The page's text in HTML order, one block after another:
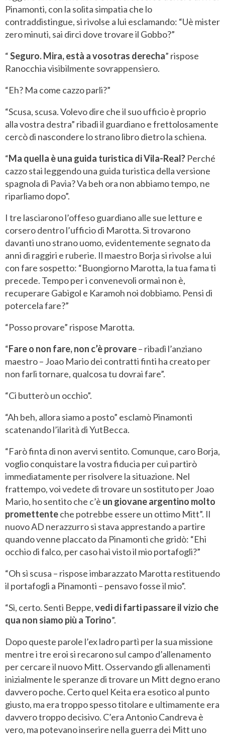
Pinamonti, con la solita simpatia che lo
contraddistingue, si rivolse a lui esclamando: “Uè mister
zero minuti, sai dirci dove trovare il Gobbo?”
“Seguro. Mira, està a vosotras derecha” rispose
Ranocchia visibilmente sovrappensiero.
“Eh? Ma come cazzo parli?”
“Scusa, scusa. Volevo dire che il suo ufficio è proprio
alla vostra destra” ribadì il guardiano e frettolosamente
cercò di nascondere lo strano libro dietro la schiena.
“Ma quella è una guida turistica di Vila-Real? Perché
cazzo stai leggendo una guida turistica della versione
spagnola di Pavia? Va beh ora non abbiamo tempo, ne
riparliamo dopo”.
I tre lasciarono l’offeso guardiano alle sue letture e
corsero dentro l’ufficio di Marotta. Si trovarono
davanti uno strano uomo, evidentemente segnato da
anni di raggiri e ruberie. Il maestro Borja si rivolse a lui
con fare sospetto: “Buongiorno Marotta, la tua fama ti
precede. Tempo per i convenevoli ormai non è,
recuperare Gabigol e Karamoh noi dobbiamo. Pensi di
potercela fare?”
“Posso provare” rispose Marotta.
“Fare o non fare, non c’è provare– ribadì l’anziano
maestro – Joao Mario dei contratti finti ha creato per
non farli tornare, qualcosa tu dovrai fare”.
“Ci butterò un occhio”.
“Ah beh, allora siamo a posto” esclamò Pinamonti
scatenando l’ilarità di YutBecca.
“Farò finta di non avervi sentito. Comunque, caro Borja,
voglio conquistare la vostra fiducia per cui partirò
immediatamente per risolvere la situazione. Nel
frattempo, voi vedete di trovare un sostituto per Joao
Mario, ho sentito che c’è un giovane argentino molto
promettenteche potrebbe essere un ottimo Mitt”. Il
nuovo AD nerazzurro si stava apprestando a partire
quando venne placcato da Pinamonti che gridò: “Ehi
occhio di falco, per caso hai visto il mio portafogli?”
“Oh sì scusa – rispose imbarazzato Marotta restituendo
il portafogli a Pinamonti – pensavo fosse il mio”.
“Sì, certo. Senti Beppe,vedi di farti passare il vizio che
qua non siamo più a Torino”.
Dopo queste parole l’ex ladro partì per la sua missione
mentre i tre eroi si recarono sul campo d’allenamento
per cercare il nuovo Mitt. Osservando gli allenamenti
inizialmente le speranze di trovare un Mitt degno erano
davvero poche. Certo quel Keita era esotico al punto
giusto, ma era troppo spesso titolare e ultimamente era
davvero troppo decisivo. C’era Antonio Candreva è
vero, ma potevano inserire nella guerra dei Mitt uno